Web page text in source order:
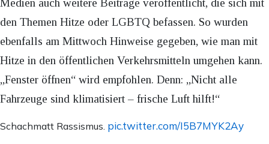
Medien auch weitere Beiträge veröffentlicht, die sich mit
den Themen Hitze oder LGBTQ befassen. So wurden
ebenfalls am Mittwoch Hinweise gegeben, wie man mit
Hitze in den öffentlichen Verkehrsmitteln umgehen kann.
„Fenster öffnen“ wird empfohlen. Denn: „Nicht alle
Fahrzeuge sind klimatisiert – frische Luft hilft!“
Schachmatt Rassismus. pic.twitter.com/I5B7MYK2Ay